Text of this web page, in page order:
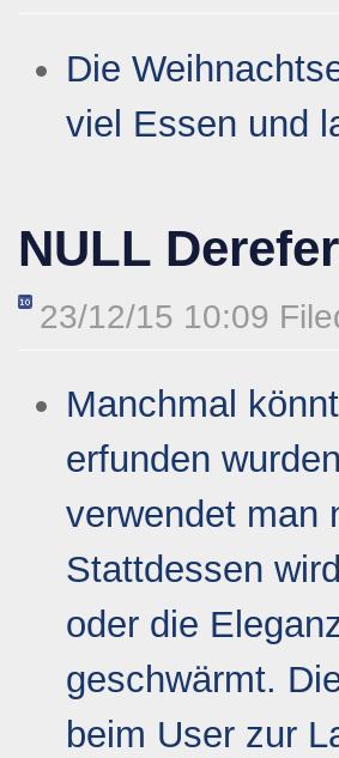
Die
viel Essen und
NULL
23/12/15 10:09
Manchmal
erfunden
verwendet man
Stattdessen
oder die
geschwärmt.
beim User zur